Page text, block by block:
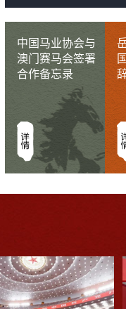
新时代
7月16日，
宾馆成功召开
间举行
中国马业协会与
澳门赛马会签署
合作备忘录